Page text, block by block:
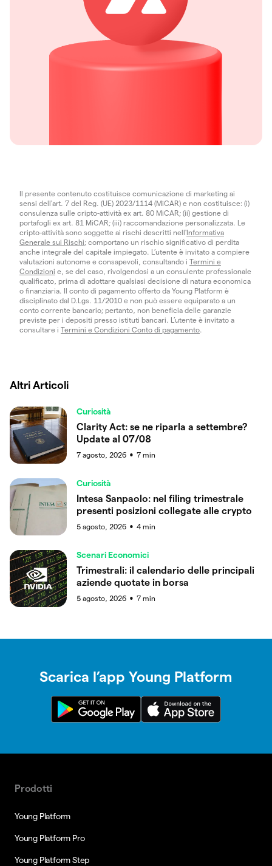
Il presente contenuto costituisce comunicazione di marketing ai
sensi dell'art. 7 del Reg. (UE) 2023/1114 (MiCAR) e non costituisce: (i)
consulenza sulle cripto-attività ex art. 80 MiCAR; (ii) gestione di
portafogli ex art. 81 MiCAR; (iii) raccomandazione personalizzata. Le
cripto-attività sono soggette ai rischi descritti nell'Informativa
Generale sui Rischi; comportano un rischio significativo di perdita
anche integrale del capitale impiegato. L’utente è invitato a compiere
valutazioni autonome e consapevoli, consultando i Termini e
Condizioni e, se del caso, rivolgendosi a un consulente professionale
qualificato, prima di adottare qualsiasi decisione di natura economica
o finanziaria. Il conto di pagamento offerto da Young Platform è
disciplinato dal D.Lgs. 11/2010 e non può essere equiparato a un
conto corrente bancario; pertanto, non beneficia delle garanzie
previste per i depositi presso istituti bancari. L’utente è invitato a
consultare i Termini e Condizioni Conto di pagamento.
Altri Articoli
Curiosità
Clarity Act: se ne riparla a settembre?
Update al 07/08
7 agosto, 2026 ● 7 min
Curiosità
Intesa Sanpaolo: nel filing trimestrale
presenti posizioni collegate alle crypto
5 agosto, 2026 ● 4 min
Scenari Economici
Trimestrali: il calendario delle principali
aziende quotate in borsa
5 agosto, 2026 ● 7 min
Scarica l’app Young Platform
Prodotti
Young Platform
Young Platform Pro
Young Platform Step